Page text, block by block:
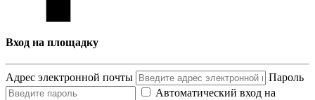
Вход на площадку
Адрес электронной почты
Пароль
Автоматический вход на